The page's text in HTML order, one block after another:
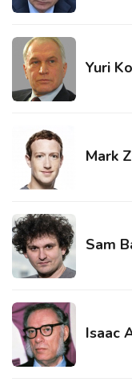
Yuri
Mark
Sam
Isaac